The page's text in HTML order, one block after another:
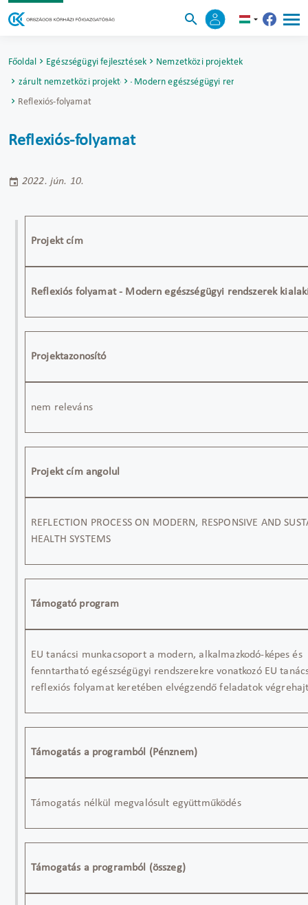
Főoldal Egészségügyi fejlesztések
Nemzetközi projektek
Lezárult nemzetközi projektek
Reflexiós folyamat - Modern egészségügyi rendszerek
Reflexiós-folyamat
Reflexiós-folyamat
2022. jún. 10.
Projekt cím
Reflexiós folyamat - Modern egészségügyi rendszerek
Projektazonosító
nem releváns
Projekt cím angolul
REFLECTION PROCESS ON MODERN, RESPONSIVE AND
HEALTH SYSTEMS
Támogató program
EU tanácsi munkacsoport a modern, alkalmazkodó-képes és
fenntartható egészségügyi rendszerekre vonatkozó EU
reflexiós folyamat keretében elvégzendő feladatok
Támogatás a programból (Pénznem)
Támogatás nélkül megvalósult együttműködés
Támogatás a programból (összeg)